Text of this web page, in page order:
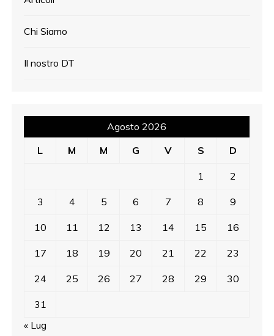
Chi Siamo
Il nostro DT
Agosto 2026
L
M M G V S D
1 2
3 4 5 6 7 8 9
10 11 12 13 14 15 16
17 18 19 20 21 22 23
24 25 26 27 28 29 30
31
« Lug